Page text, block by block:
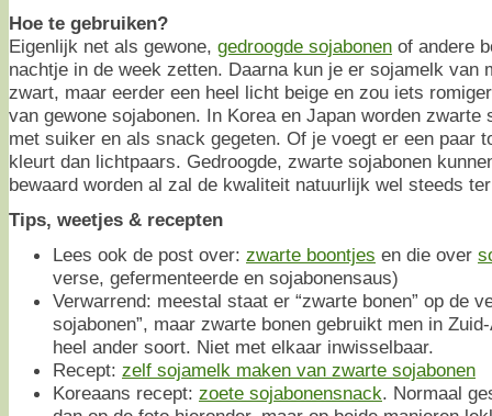
Hoe te gebruiken?
Eigenlijk net als gewone, gedroogde sojabonen of andere
nachtje in de week zetten. Daarna kun je er sojamelk van
zwart, maar eerder een heel licht beige en zou iets
van gewone sojabonen. In Korea en Japan worden zwarte
met suiker en als snack gegeten. Of je voegt er een paar
kleurt dan lichtpaars. Gedroogde, zwarte sojabonen
bewaard worden al zal de kwaliteit natuurlijk wel steeds
Tips, weetjes & recepten
Lees ook de post over: zwarte boontjes en die over
verse, gefermenteerde en sojabonensaus)
Verwarrend: meestal staat er “zwarte bonen” op de
sojabonen”, maar zwarte bonen gebruikt men in
heel ander soort. Niet met elkaar inwisselbaar.
Recept: zelf sojamelk maken van zwarte sojabonen
Koreaans recept: zoete sojabonensnack. Normaal